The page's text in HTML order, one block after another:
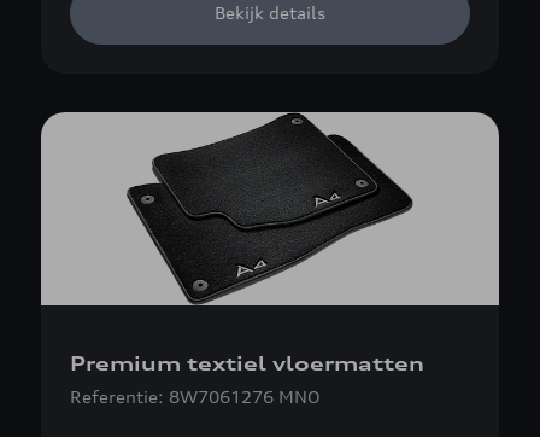
Bekijk details
Premium textiel vloermatten
Referentie: 8W7061276 MNO